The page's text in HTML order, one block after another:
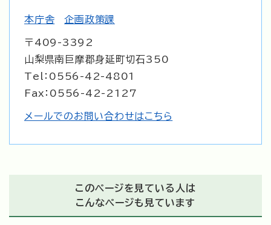
本庁舎 企画政策課
〒409-3392
山梨県南巨摩郡身延町切石350
Tel：0556-42-4801
Fax：0556-42-2127
メールでのお問い合わせはこちら
このページを見ている人は
こんなページも見ています